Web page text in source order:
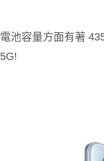
電池容量方面有著
5G!